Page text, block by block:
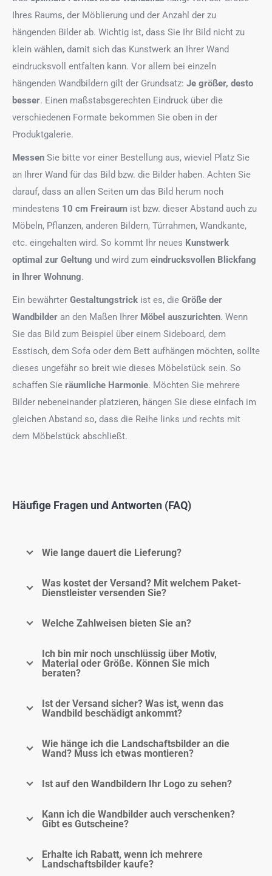
Ihres Raums, der Möblierung und der Anzahl der zu
hängenden Bilder ab. Wichtig ist, dass Sie Ihr Bild nicht zu
klein wählen, damit sich das Kunstwerk an Ihrer Wand
eindrucksvoll entfalten kann. Vor allem bei einzeln
hängenden Wandbildern gilt der Grundsatz: Je größer, desto
besser. Einen maßstabsgerechten Eindruck über die
verschiedenen Formate bekommen Sie oben in der
Produktgalerie.
Messen Sie bitte vor einer Bestellung aus, wieviel Platz Sie
an Ihrer Wand für das Bild bzw. die Bilder haben. Achten Sie
darauf, dass an allen Seiten um das Bild herum noch
mindestens 10 cm Freiraum ist bzw. dieser Abstand auch zu
Möbeln, Pflanzen, anderen Bildern, Türrahmen, Wandkante,
etc. eingehalten wird. So kommt Ihr neues Kunstwerk
optimal zur Geltung und wird zum eindrucksvollen Blickfang
in Ihrer Wohnung.
Ein bewährter Gestaltungstrick ist es, die Größe der
Wandbilder an den Maßen Ihrer Möbel auszurichten. Wenn
Sie das Bild zum Beispiel über einem Sideboard, dem
Esstisch, dem Sofa oder dem Bett aufhängen möchten, sollte
dieses ungefähr so breit wie dieses Möbelstück sein. So
schaffen Sie räumliche Harmonie. Möchten Sie mehrere
Bilder nebeneinander platzieren, hängen Sie diese einfach im
gleichen Abstand so, dass die Reihe links und rechts mit
dem Möbelstück abschließt.
Häufige Fragen und Antworten (FAQ)
Wie lange dauert die Lieferung?
Was kostet der Versand? Mit welchem Paket-
Dienstleister versenden Sie?
Welche Zahlweisen bieten Sie an?
Ich bin mir noch unschlüssig über Motiv,
Material oder Größe. Können Sie mich
beraten?
Ist der Versand sicher? Was ist, wenn das
Wandbild beschädigt ankommt?
Wie hänge ich die Landschaftsbilder an die
Wand? Muss ich etwas montieren?
Ist auf den Wandbildern Ihr Logo zu sehen?
Kann ich die Wandbilder auch verschenken?
Gibt es Gutscheine?
Erhalte ich Rabatt, wenn ich mehrere
Landschaftsbilder kaufe?